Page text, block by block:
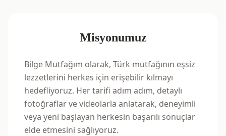
Misyonumuz
Bilge Mutfağım olarak, Türk mutfağının eşsiz
lezzetlerini herkes için erişebilir kılmayı
hedefliyoruz. Her tarifi adım adım, detaylı
fotoğraflar ve videolarla anlatarak, deneyimli
veya yeni başlayan herkesin başarılı sonuçlar
elde etmesini sağlıyoruz.